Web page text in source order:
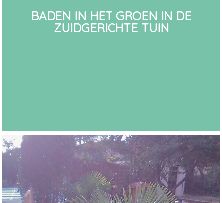
BADEN IN HET GROEN IN DE
ZUIDGERICHTE TUIN